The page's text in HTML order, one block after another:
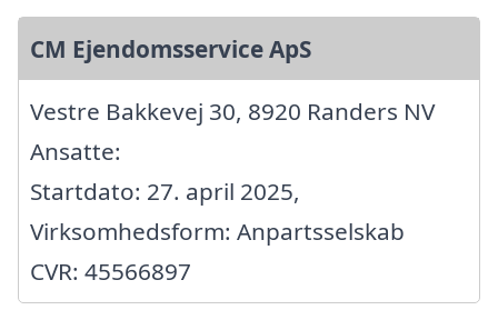
CM Ejendomsservice ApS
Vestre Bakkevej 30, 8920 Randers NV
Ansatte:
Startdato: 27. april 2025,
Virksomhedsform: Anpartsselskab
CVR: 45566897